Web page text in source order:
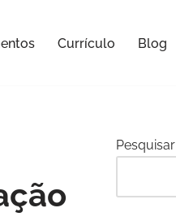
Currículo Blog
Pesquisar